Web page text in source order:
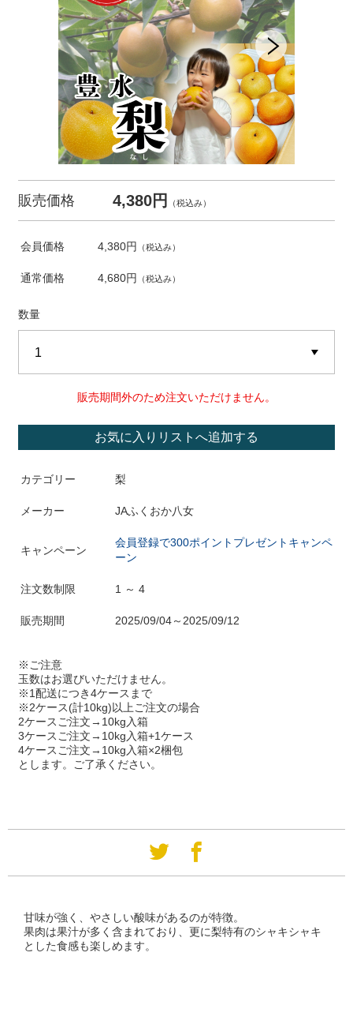
販売価格 4,380円 （税込み）
会員価格 4,380円 （税込み）
通常価格 4,680円 （税込み）
数量
販売期間外のため注文いただけません。
お気に入りリストへ追加する
カテゴリー 梨
メーカー JAふくおか八女
キャンペーン
会員登録で300ポイントプレゼントキャンペ
ーン
注文数制限 1 ～ 4
販売期間 2025/09/04～2025/09/12
※ご注意
玉数はお選びいただけません。
※1配送につき4ケースまで
※2ケース(計10kg)以上ご注文の場合
2ケースご注文→10kg入箱
3ケースご注文→10kg入箱+1ケース
4ケースご注文→10kg入箱×2梱包
とします。ご了承ください。
甘味が強く、やさしい酸味があるのが特徴。
果肉は果汁が多く含まれており、更に梨特有のシャキシャキ
とした食感も楽しめます。